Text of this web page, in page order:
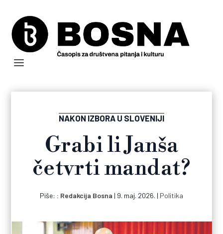
NAKON IZBORA U SLOVENIJI
Grabi li Janša
četvrti mandat?
Piše: Redakcija Bosna | 9. maj. 2026. | Politika